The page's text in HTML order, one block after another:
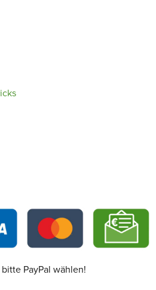
PayPal wählen!